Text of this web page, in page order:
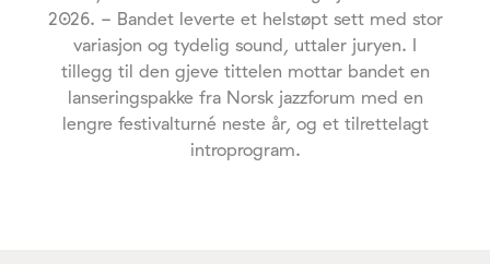
2026. - Bandet leverte et helstøpt sett med stor
variasjon og tydelig sound, uttaler juryen. I
tillegg til den gjeve tittelen mottar bandet en
lanseringspakke fra Norsk jazzforum med en
lengre festivalturné neste år, og et tilrettelagt
introprogram.